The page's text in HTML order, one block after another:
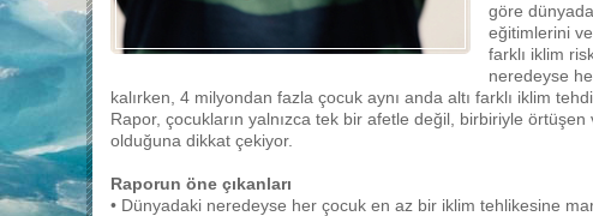
göre dünyada
eğitimlerini
farklı iklim
neredeyse
kalırken, 4 milyondan fazla çocuk aynı anda altı farklı iklim
Rapor, çocukların yalnızca tek bir afetle değil, birbiriyle
olduğuna dikkat çekiyor.
Raporun öne çıkanları
• Dünyadaki neredeyse her çocuk en az bir iklim tehlikesine